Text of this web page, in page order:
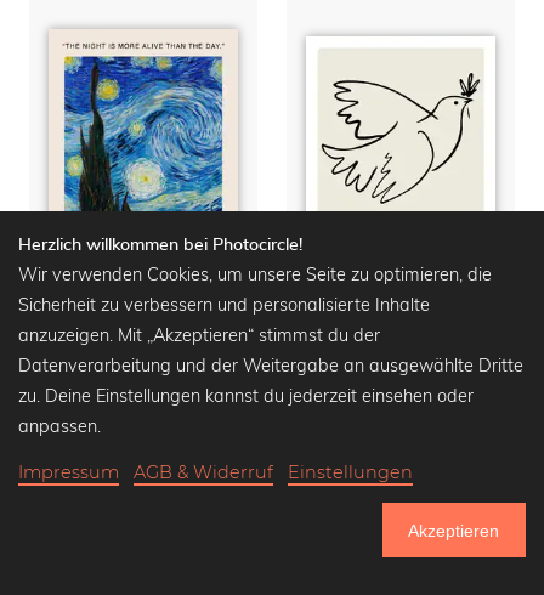
Vincent van Gogh Zitat Poster
Wandbilder ab 16,90 €
20,90 €
-20%
Picasso Friedenstaube - Et La Paix
Wandbilder ab 15,90 €
18,90 € -20%
Herzlich willkommen bei Photocircle!
Wir verwenden Cookies, um unsere Seite zu optimieren, die
Sicherheit zu verbessern und personalisierte Inhalte
anzuzeigen. Mit „Akzeptieren“ stimmst du der
Datenverarbeitung und der Weitergabe an ausgewählte Dritte
zu. Deine Einstellungen kannst du jederzeit einsehen oder
anpassen.
Impressum AGB & Widerruf Einstellungen
Akzeptieren